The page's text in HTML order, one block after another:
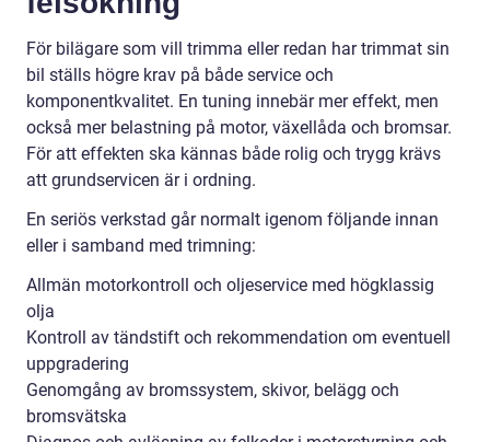
För bilägare som vill trimma eller redan har trimmat sin
bil ställs högre krav på både service och
komponentkvalitet. En tuning innebär mer effekt, men
också mer belastning på motor, växellåda och bromsar.
För att effekten ska kännas både rolig och trygg krävs
att grundservicen är i ordning.
En seriös verkstad går normalt igenom följande innan
eller i samband med trimning:
Allmän motorkontroll och oljeservice med högklassig
olja
Kontroll av tändstift och rekommendation om eventuell
uppgradering
Genomgång av bromssystem, skivor, belägg och
bromsvätska